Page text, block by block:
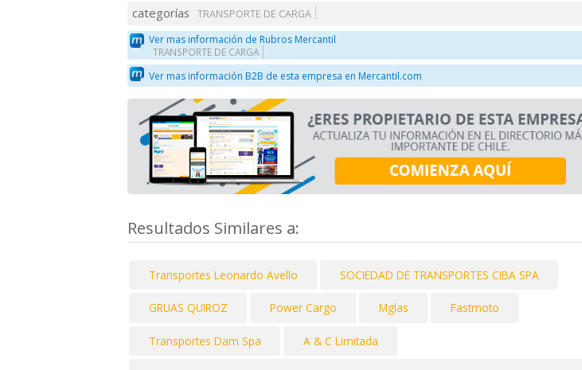
categorías
TRANSPORTE DE CARGA
Ver mas información de Rubros Mercantil
TRANSPORTE DE CARGA
Ver mas información B2B de esta empresa en Mercantil.com
Resultados Similares a:
Transportes Leonardo Avello SOCIEDAD DE TRANSPORTES CIBA SPA
GRUAS QUIROZ Power Cargo Mglas Fastmoto
Transportes Dam Spa A & C Limitada